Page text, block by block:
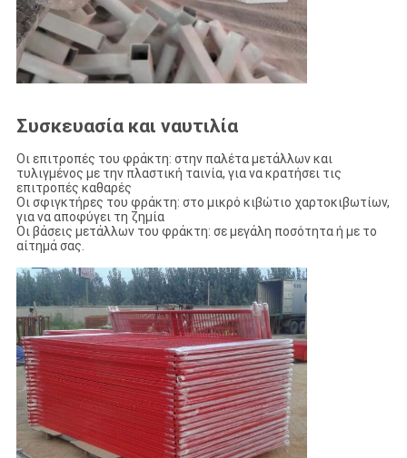
Συσκευασία και ναυτιλία
Οι επιτροπές του φράκτη: στην παλέτα μετάλλων και
τυλιγμένος με την πλαστική ταινία, για να κρατήσει τις
επιτροπές καθαρές
Οι σφιγκτήρες του φράκτη: στο μικρό κιβώτιο χαρτοκιβωτίων,
για να αποφύγει τη ζημία
Οι βάσεις μετάλλων του φράκτη: σε μεγάλη ποσότητα ή με το
αίτημά σας.